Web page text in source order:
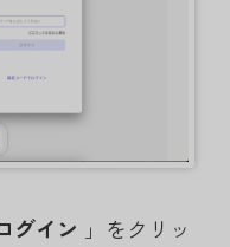
グイン 」をクリッ